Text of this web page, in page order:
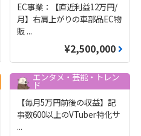
EC事業：【直近利益12万円/
月】右肩上がりの車部品EC物
販 ...
¥2,500,000
エンタメ・芸能・トレン
ド
【毎月5万円前後の収益】記
事数600以上のVTuber特化サ
...